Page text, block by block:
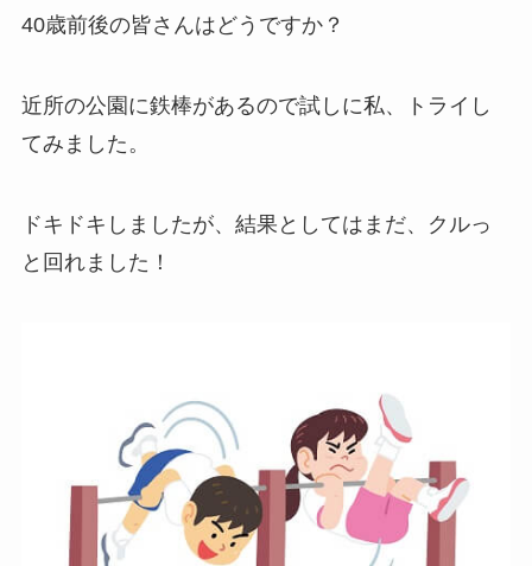
40歳前後の皆さんはどうですか？
近所の公園に鉄棒があるので試しに私、トライし
てみました。
ドキドキしましたが、結果としてはまだ、クルっ
と回れました！